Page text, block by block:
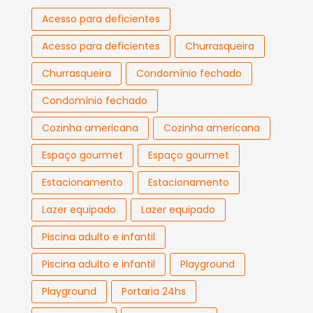
Acesso para deficientes
Acesso para deficientes
Churrasqueira
Churrasqueira
Condomínio fechado
Condomínio fechado
Cozinha americana
Cozinha americana
Espaço gourmet
Espaço gourmet
Estacionamento
Estacionamento
Lazer equipado
Lazer equipado
Piscina adulto e infantil
Piscina adulto e infantil
Playground
Playground
Portaria 24hs